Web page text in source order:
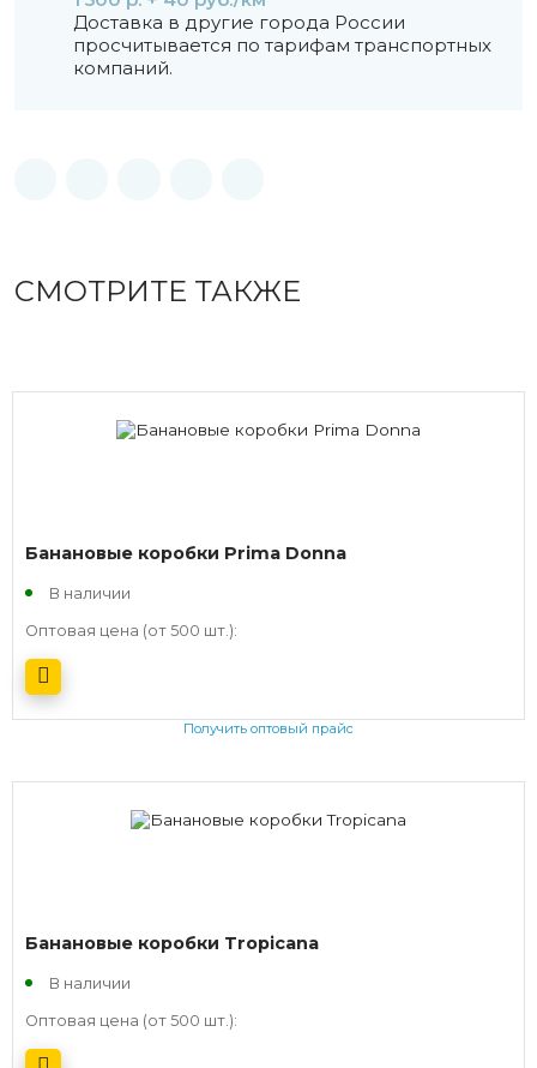
Доставка в другие города России
просчитывается по тарифам транспортных
компаний.
СМОТРИТЕ ТАКЖЕ
Банановые коробки Prima Donna
В наличии
Оптовая цена (от 500 шт.):
Получить оптовый прайс
Банановые коробки Tropicana
В наличии
Оптовая цена (от 500 шт.):